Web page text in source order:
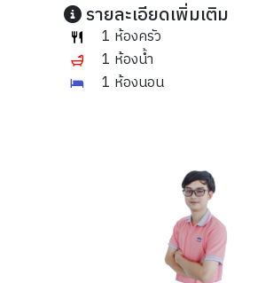
รายละเอียดเพิ่มเติม
1 ห้องครัว
1 ห้องน้ำ
1 ห้องนอน